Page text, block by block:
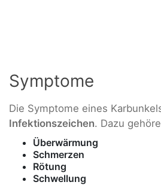
Symptome
Die Symptome eines
Infektionszeichen. Dazu
Überwärmung
Schmerzen
Rötung
Schwellung